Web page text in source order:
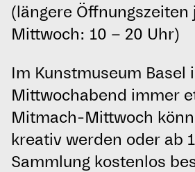
(längere Öffnungszeiten
Mittwoch: 10 – 20 Uhr)
Im Kunstmuseum Basel
Mittwochabend immer
Mitmach-Mittwoch
kreativ werden oder ab
Sammlung kostenlos